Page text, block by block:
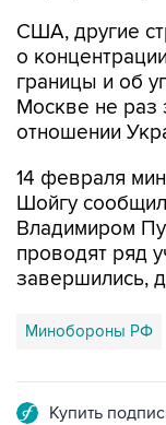
США, другие
о
границы и об
Москве не раз
отношении
14 февраля
Шойгу
Владимиром
проводят ряд
завершились,
Минобороны РФ
Купить